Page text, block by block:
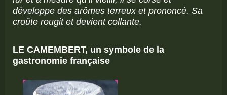
développe des arômes terreux et prononcé. Sa
croûte rougit et devient collante.
LE CAMEMBERT, un symbole de la
gastronomie française